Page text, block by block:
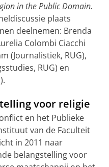
in the Public Domain.
plaats
deelnemen: Brenda
Colombi Ciacchi
(Journalistiek, RUG),
RUG) en
voor religie
en het Publieke
van de Faculteit
in 2011 naar
belangstelling voor